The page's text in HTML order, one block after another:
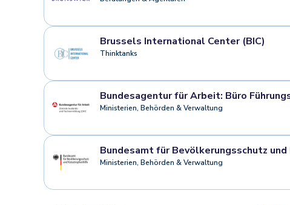
Brussels International Center (BIC)
Thinktanks
Bundesagentur für Arbeit: Büro
Ministerien, Behörden & Verwaltung
Bundesamt für Bevölkerungsschutz
Ministerien, Behörden & Verwaltung